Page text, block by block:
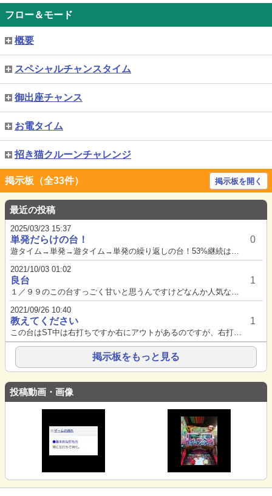
フロー＆モード
概要
スペシャルチャンスタイム
御出座チャンス
お電タイム
招き猫クルーンチャレンジ
掲示板（全33件） 掲示板を開く
最近の投稿
2025/03/23 15:37
単発だらけの台！
遊タイム→単発→遊タイム→単発の繰り返しの台！53%継続はさすがに盛りすぎだって笑連チャンしない仕様でしょこの台笑...
0
2021/10/03 01:02
良台
１／９９のこの台すっごく甘いと思うんですけどなんか人気ない辺りやっぱ甘くないんですかね…スペック以外の部分も色々と優秀で...
1
2021/09/26 10:40
教えてください
この台はST中は右打ちですか右にアウトがあるのですが、右打ちの案内が出ないので
1
掲示板をもっと見る
投稿動画・画像